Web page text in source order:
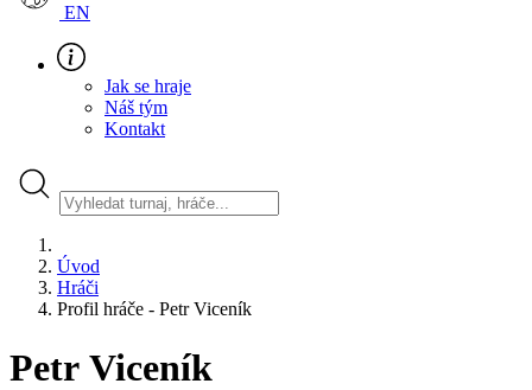
EN
Jak se hraje
Náš tým
Kontakt
Úvod
Hráči
Profil hráče - Petr Viceník
Petr Viceník